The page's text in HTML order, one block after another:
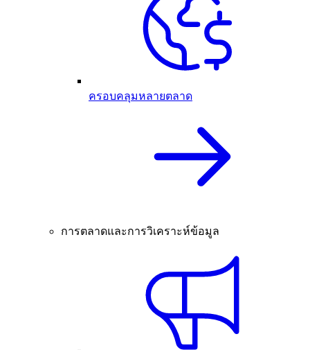
ครอบคลุมหลายตลาด
การตลาดและการวิเคราะห์ข้อมูล